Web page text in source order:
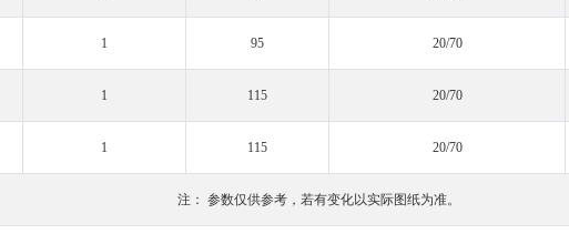
1 95 20/70
1 115 20/70
1 115 20/70
注： 参数仅供参考，若有变化以实际图纸为准。